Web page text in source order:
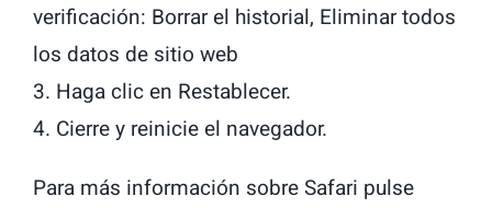
verificación: Borrar el historial, Eliminar todos
los datos de sitio web
3. Haga clic en Restablecer.
4. Cierre y reinicie el navegador.
Para más información sobre Safari pulse